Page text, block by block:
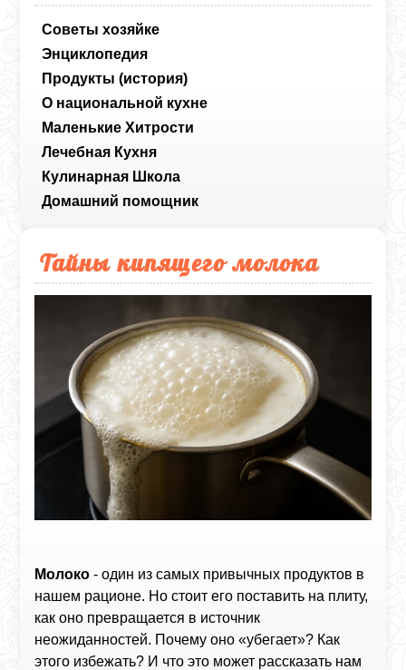
Советы хозяйке
Энциклопедия
Продукты (история)
О национальной кухне
Маленькие Хитрости
Лечебная Кухня
Кулинарная Школа
Домашний помощник
Тайны кипящего молока
Молоко - один из самых привычных продуктов в
нашем рационе. Но стоит его поставить на плиту,
как оно превращается в источник
неожиданностей. Почему оно «убегает»? Как
этого избежать? И что это может рассказать нам